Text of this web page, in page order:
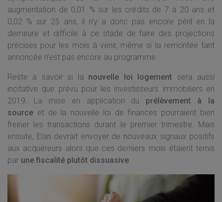
augmentation de 0,01 % sur les crédits de 7 à 20 ans et
0,02 % sur 25 ans, il n’y a donc pas encore péril en la
demeure et difficile à ce stade de faire des projections
précises pour les mois à venir, même si la remontée tant
annoncée n’est pas encore au programme.
Reste à savoir si la nouvelle loi logement sera aussi
incitative que prévu pour les investisseurs immobiliers en
2019. La mise en application du prélèvement à la
source et de la nouvelle loi de finances pourraient bien
freiner les transactions durant le premier trimestre. Mais
ensuite, Elan devrait envoyer de nouveaux signaux positifs
aux acquéreurs alors que ces derniers mois étaient ternis
par une fiscalité plutôt dissuasive.